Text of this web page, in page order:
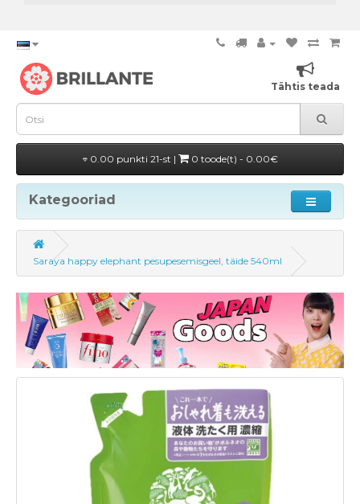
Tähtis teada
0.00 punkti 21-st | 0 toode(t) - 0.00€
Kategooriad
Saraya happy elephant pesupesemisgeel, täide 540ml